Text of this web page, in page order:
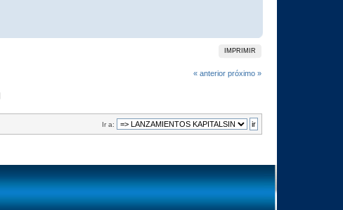
IMPRIMIR
« anterior próximo »
Ir a: